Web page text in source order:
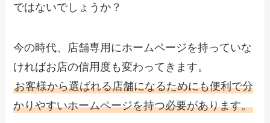
ではないでしょうか？
今の時代、店舗専用にホームページを持っていな
ければお店の信用度も変わってきます。
お客様から選ばれる店舗になるためにも便利で分
かりやすいホームページを持つ必要があります。